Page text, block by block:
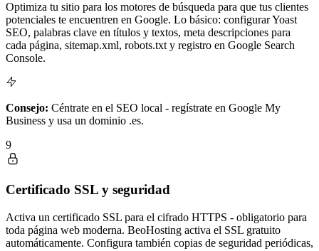
Optimiza tu sitio para los motores de búsqueda para que tus clientes
potenciales te encuentren en Google. Lo básico: configurar Yoast
SEO, palabras clave en títulos y textos, meta descripciones para
cada página, sitemap.xml, robots.txt y registro en Google Search
Console.
Consejo: Céntrate en el SEO local - regístrate en Google My
Business y usa un dominio .es.
9
Certificado SSL y seguridad
Activa un certificado SSL para el cifrado HTTPS - obligatorio para
toda página web moderna. BeoHosting activa el SSL gratuito
automáticamente. Configura también copias de seguridad periódicas,